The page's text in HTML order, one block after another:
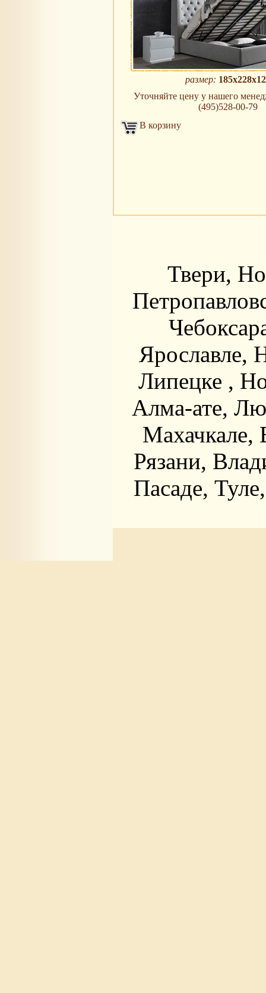
размер:
Уточняйте цену у нашего
(495)528-00-79
В корзину
Твери,
Ярославле,
Липецке ,
Алма-ате,
Махачкале,
Рязани,
Пасаде,